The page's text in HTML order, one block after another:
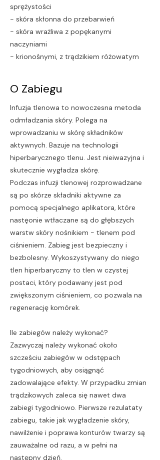
sprężystości
- skóra skłonna do przebarwień
- skóra wrażliwa z popękanymi
naczyniami
- krionośnymi, z trądzikiem różowatym
O Zabiegu
Infuzja tlenowa to nowoczesna metoda
odmładzania skóry. Polega na
wprowadzaniu w skórę składników
aktywnych. Bazuje na technologii
hiperbarycznego tlenu. Jest nieiwazyjna i
skutecznie wygładza skórę.
Podczas infuzji tlenowej rozprowadzane
są po skórze składniki aktywne za
pomocą specjalnego aplikatora, które
nastęonie wtłaczane są do głębszych
warstw skóry nośnikiem - tlenem pod
ciśnieniem. Zabieg jest bezpieczny i
bezbolesny. Wykoszystywany do niego
tlen hiperbaryczny to tlen w czystej
postaci, który podawany jest pod
zwiększonym ciśnieniem, co pozwala na
regenerację komórek.
Ile zabiegów należy wykonać?
Zazwyczaj należy wykonać około
szcześciu zabiegów w odstępach
tygodniowych, aby osiągnąć
zadowalające efekty. W przypadku zmian
trądzikowych zaleca się nawet dwa
zabiegi tygodniowo. Pierwsze rezulataty
zabiegu, takie jak wygładzenie skóry,
nawilżenie i poprawa konturów twarzy są
zauważalne od razu, a w pełni na
następny dzień.